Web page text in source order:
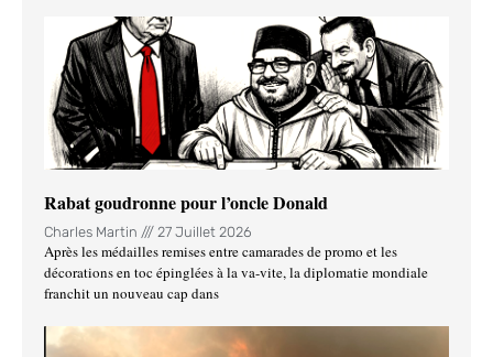
Rabat goudronne pour l’oncle Donald
Charles Martin 27 Juillet 2026
Après les médailles remises entre camarades de promo et les
décorations en toc épinglées à la va-vite, la diplomatie mondiale
franchit un nouveau cap dans